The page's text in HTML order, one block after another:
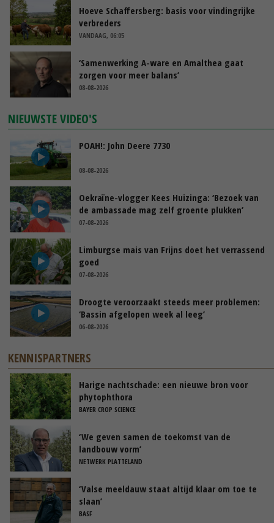
Hoeve Schaffersberg: basis voor vindingrijke
verbreders
VANDAAG, 06:05
‘Samenwerking A-ware en Amalthea gaat
zorgen voor meer balans’
08-08-2026
NIEUWSTE VIDEO'S
POAH!: John Deere 7730
08-08-2026
Oekraïne-vlogger Kees Huizinga: ‘Bezoek van
de ambassade mag zelf groente plukken’
07-08-2026
Limburgse mais van Frijns doet het verrassend
goed
07-08-2026
Droogte veroorzaakt steeds meer problemen:
‘Bassin afgelopen week al leeg’
06-08-2026
KENNISPARTNERS
Harige nachtschade: een nieuwe bron voor
phytophthora
BAYER CROP SCIENCE
‘We geven samen de toekomst van de
landbouw vorm’
NETWERK PLATTELAND
‘Valse meeldauw staat altijd klaar om toe te
slaan’
BASF